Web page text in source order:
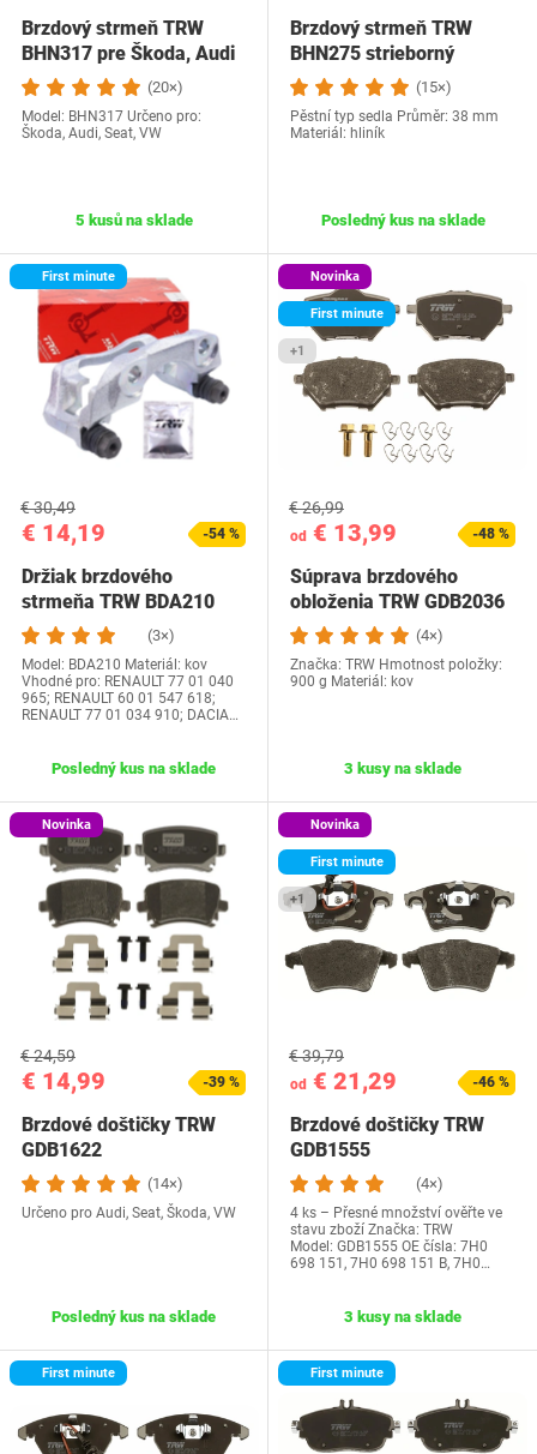
Brzdový strmeň TRW
BHN317 pre Škoda, Audi
(20×)
Model: BHN317 Určeno pro:
Škoda, Audi, Seat, VW
5 kusů na sklade
Brzdový strmeň TRW
BHN275 strieborný
(15×)
Pěstní typ sedla Průměr: 38 mm
Materiál: hliník
Posledný kus na sklade
First minute
€ 14,19
€ 30,49
-54 %
Držiak brzdového
strmeňa TRW BDA210
(3×)
Model: BDA210 Materiál: kov
Vhodné pro: RENAULT 77 01 040
965; RENAULT 60 01 547 618;
RENAULT 77 01 034 910; DACIA…
Posledný kus na sklade
Novinka
First minute
+1
od € 13,99
€ 26,99
-48 %
Súprava brzdového
obloženia TRW GDB2036
(4×)
Značka: TRW Hmotnost položky:
‎900 g Materiál: kov
3 kusy na sklade
Novinka
€ 14,99
€ 24,59
-39 %
Brzdové doštičky TRW
GDB1622
(14×)
Určeno pro Audi, Seat, Škoda, VW
Posledný kus na sklade
Novinka
First minute
+1
od € 21,29
€ 39,79
-46 %
Brzdové doštičky TRW
GDB1555
(4×)
4 ks – Přesné množství ověřte ve
stavu zboží Značka: TRW
Model: GDB1555 OE čísla: 7H0
698 151, 7H0 698 151 B, 7H0…
3 kusy na sklade
First minute First minute